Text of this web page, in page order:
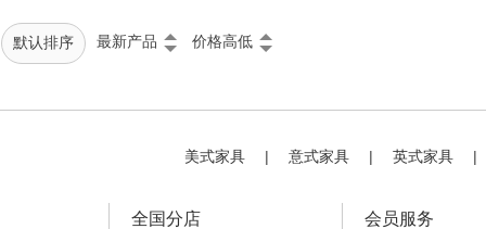
默认排序 最新产品 价格高低
美式家具 | 意式家具 | 英式家具 |
全国分店 会员服务